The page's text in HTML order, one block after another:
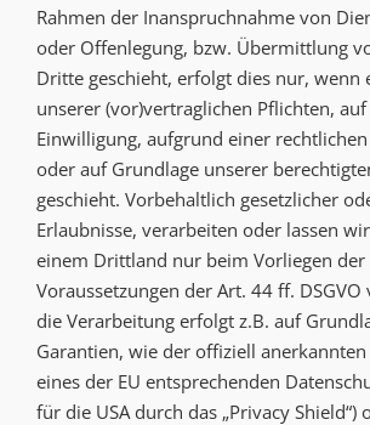
Rahmen der Inanspruchnahme von
oder Offenlegung, bzw. Übermittlung
Dritte geschieht, erfolgt dies nur, wenn
unserer (vor)vertraglichen Pflichten,
Einwilligung, aufgrund einer
oder auf Grundlage unserer
geschieht. Vorbehaltlich gesetzlicher
Erlaubnisse, verarbeiten oder lassen
einem Drittland nur beim Vorliegen der
Voraussetzungen der Art. 44 ff.
die Verarbeitung erfolgt z.B. auf
Garantien, wie der offiziell
eines der EU entsprechenden
für die USA durch das „Privacy Shield“)